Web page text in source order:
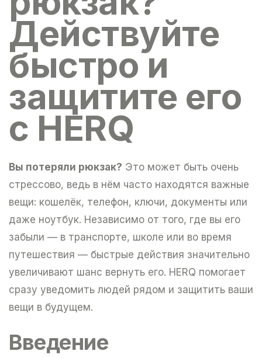
Действуйте
быстро и
защитите его
с HERQ
Вы потеряли рюкзак? Это может быть очень
стрессово, ведь в нём часто находятся важные
вещи: кошелёк, телефон, ключи, документы или
даже ноутбук. Независимо от того, где вы его
забыли — в транспорте, школе или во время
путешествия — быстрые действия значительно
увеличивают шанс вернуть его. HERQ помогает
сразу уведомить людей рядом и защитить ваши
вещи в будущем.
Введение